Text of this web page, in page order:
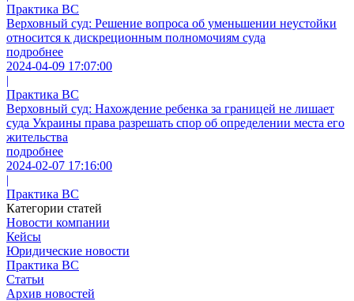
Практика ВС
Верховный суд: Решение вопроса об уменьшении неустойки
относится к дискреционным полномочиям суда
подробнее
2024-04-09 17:07:00
|
Практика ВС
Верховный суд: Нахождение ребенка за границей не лишает
суда Украины права разрешать спор об определении места его
жительства
подробнее
2024-02-07 17:16:00
|
Практика ВС
Категории статей
Новости компании
Кейсы
Юридические новости
Практика ВС
Статьи
Архив новостей